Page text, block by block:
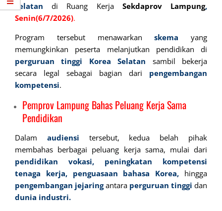
Selatan
di Ruang Kerja Sekdaprov Lampung,
Senin(6/7/2026).
Program tersebut menawarkanskema yang
memungkinkan peserta melanjutkan pendidikan di
perguruan tinggi Korea Selatan sambil bekerja
secara legal sebagai bagian dari pengembangan
kompetensi.
Pemprov Lampung Bahas Peluang Kerja Sama
Pendidikan
Dalam audiensi tersebut, kedua belah pihak
membahas berbagai peluang kerja sama, mulai dari
pendidikan vokasi,
peningkatan
kompetensi
tenaga kerja, penguasaan bahasa Korea, hingga
pengembangan jejaringantara perguruan tinggi dan
dunia industri.